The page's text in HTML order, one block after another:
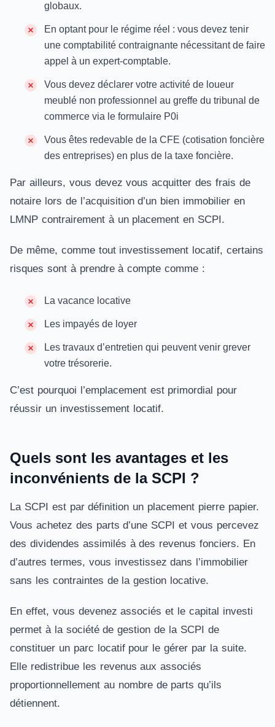
globaux.
En optant pour le régime réel : vous devez tenir
une comptabilité contraignante nécessitant de faire
appel à un expert-comptable.
Vous devez déclarer votre activité de loueur
meublé non professionnel au greffe du tribunal de
commerce via le formulaire P0i
Vous êtes redevable de la CFE (cotisation foncière
des entreprises) en plus de la taxe foncière.
Par ailleurs, vous devez vous acquitter des frais de
notaire lors de l’acquisition d’un bien immobilier en
LMNP contrairement à un placement en SCPI.
De même, comme tout investissement locatif, certains
risques sont à prendre à compte comme :
La vacance locative
Les impayés de loyer
Les travaux d’entretien qui peuvent venir grever
votre trésorerie.
C’est pourquoi l’emplacement est primordial pour
réussir un investissement locatif.
Quels sont les avantages et les
inconvénients de la SCPI ?
La SCPI est par définition un placement pierre papier.
Vous achetez des parts d’une SCPI et vous percevez
des dividendes assimilés à des revenus fonciers. En
d’autres termes, vous investissez dans l’immobilier
sans les contraintes de la gestion locative.
En effet, vous devenez associés et le capital investi
permet à la société de gestion de la SCPI de
constituer un parc locatif pour le gérer par la suite.
Elle redistribue les revenus aux associés
proportionnellement au nombre de parts qu’ils
détiennent.